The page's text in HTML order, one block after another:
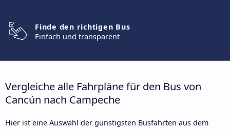
Finde den richtigen Bus
Einfach und transparent
Vergleiche alle Fahrpläne für den Bus von
Cancún nach Campeche
Hier ist eine Auswahl der günstigsten Busfahrten aus dem